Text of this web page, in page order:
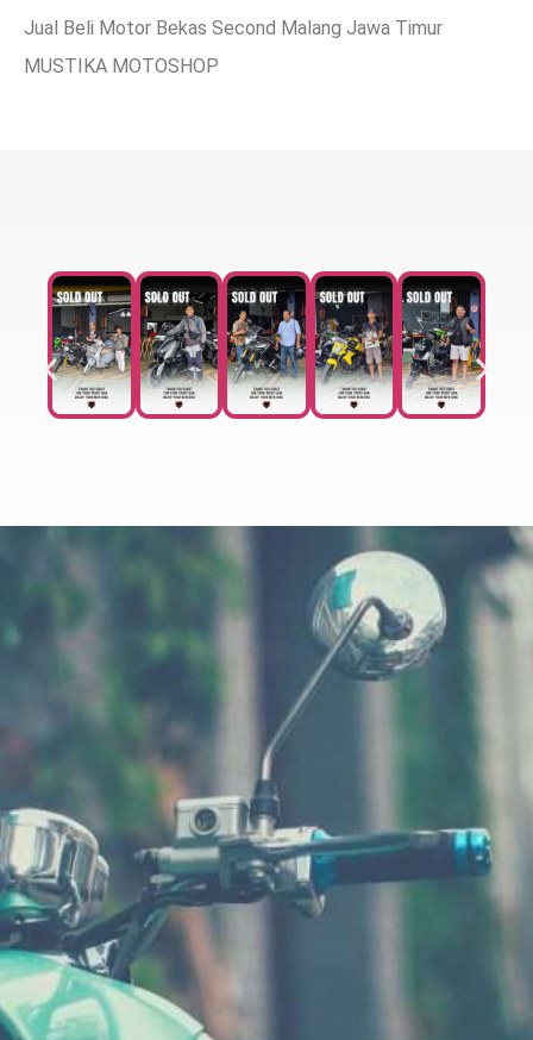
Jual Beli Motor Bekas Second Malang Jawa Timur
MUSTIKA MOTOSHOP